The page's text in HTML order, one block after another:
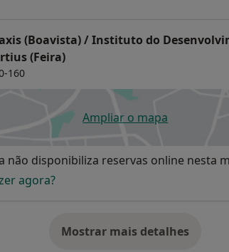
(Boavista) / Instituto do
(Feira)
160
Ampliar o mapa
abre num novo
não disponibiliza reservas online nesta
agora?
Mostrar mais detalhes
sobre o endereço